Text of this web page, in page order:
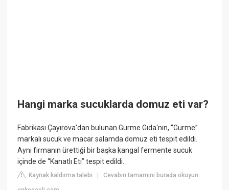
Hangi marka sucuklarda domuz eti var?
Fabrikası Çayırova'dan bulunan Gurme Gıda'nın, “Gurme”
markalı sucuk ve macar salamda domuz eti tespit edildi.
Aynı firmanın ürettiği bir başka kangal fermente sucuk
içinde de “Kanatlı Eti” tespit edildi.
Kaynak kaldırma talebi |Cevabın tamamını burada okuyun: